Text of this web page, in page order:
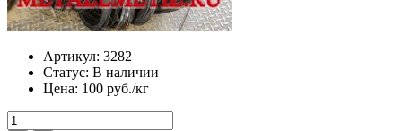
Артикул: 3282
Статус: В наличии
Цена: 100 руб./кг